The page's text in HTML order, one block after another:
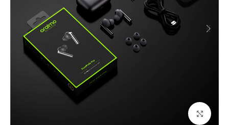
انقر للتكبير